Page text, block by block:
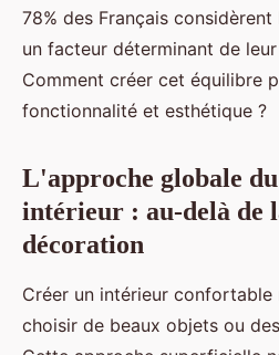
Gordon•16/05/2026 18:12•8 min
78% des Français
un facteur déterminant de
Comment créer cet équilibre
fonctionnalité et esthétique ?
L'approche globale
intérieur : au-delà de
décoration
Créer un intérieur confortable
choisir de beaux objets ou